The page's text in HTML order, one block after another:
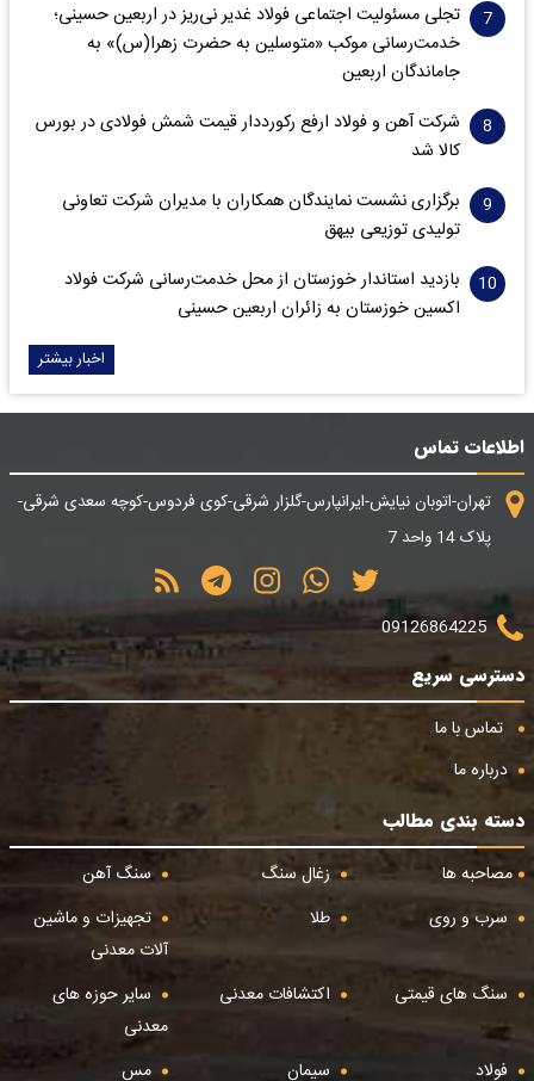
تجلی مسئولیت اجتماعی فولاد غدیر نی‌ریز در اربعین حسینی؛
خدمت‌رسانی موکب «متوسلین به حضرت زهرا(س)» به
جاماندگان اربعین
شرکت آهن و فولاد ارفع رکورددار قیمت شمش فولادی در بورس
کالا شد
برگزاری نشست نمایندگان همکاران با مدیران شرکت تعاونی
تولیدی توزیعی بیهق
بازدید استاندار خوزستان از محل خدمت‌رسانی شرکت فولاد
اکسین خوزستان به زائران اربعین حسینی
اخبار بیشتر
اطلاعات تماس
تهران-اتوبان نیایش-ایرانپارس-گلزار شرقی-کوی فردوس-کوچه سعدی شرقی-
پلاک 14 واحد 7
09126864225
دسترسی سریع
تماس با ما
درباره ما
دسته بندی مطالب
مصاحبه ها
زغال سنگ
سنگ آهن
سرب و روی
طلا
تجهیزات و ماشین
آلات معدنی
سنگ های قیمتی
اکتشافات معدنی
سایر حوزه های
معدنی
فولاد
سیمان مس